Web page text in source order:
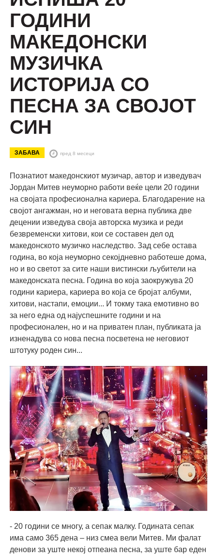
ГОДИНИ
МАКЕДОНСКИ
МУЗИЧКА
ИСТОРИЈА СО
ПЕСНА ЗА СВОЈОТ
СИН
ЗАБАВА пред 8 месеци
Познатиот македонскиот музичар, автор и изведувач
Јордан Митев неуморно работи веќе цели 20 години
на својата професионална кариера. Благодарение на
својот ангажман, но и неговата верна публика две
децении изведува своја авторска музика и реди
безвременски хитови, кои се составен дел од
македонското музичко наследство. Зад себе остава
година, во која неуморно секојдневно работеше дома,
но и во светот за сите наши вистински љубители на
македонската песна. Година во која заокружува 20
години кариера, кариера во која се бројат албуми,
хитови, настапи, емоции... И токму така емотивно во
за него една од најуспешните години и на
професионален, но и на приватен план, публиката ја
изненадува со нова песна посветена не неговиот
штотуку роден син...
- 20 години се многу, а сепак малку. Годината сепак
има само 365 дена – низ смеа вели Митев. Ми фалат
денови за уште некој отпеана песна, за уште бар еден